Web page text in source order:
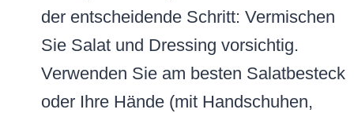
der entscheidende Schritt: Vermischen
Sie Salat und Dressing vorsichtig.
Verwenden Sie am besten Salatbesteck
oder Ihre Hände (mit Handschuhen,